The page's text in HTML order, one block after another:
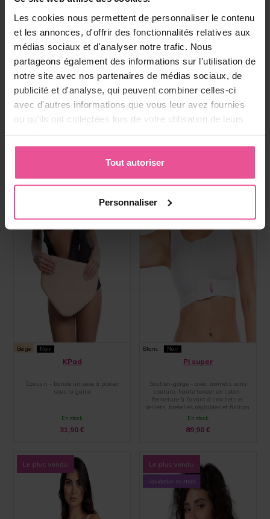
Les cookies nous permettent de personnaliser le contenu
et les annonces, d'offrir des fonctionnalités relatives aux
médias sociaux et d'analyser notre trafic. Nous
partageons également des informations sur l'utilisation de
notre site avec nos partenaires de médias sociaux, de
publicité et d'analyse, qui peuvent combiner celles-ci
avec d'autres informations que vous leur avez fournies
ou qu'ils ont collectées lors de votre utilisation de leurs
Tout autoriser
Personnaliser
réclamations
Produits les plus vendus
Beige Noir
KPad
Coussin - bande unisexe à placer
sous la gaine
En stock
31,90€
Blanc Noir
PI super
Soutien-gorge - avec bonnets sans
couture, haute teneur en coton,
fermeture à l'avant à crochets et
œillets, bretelles réglables et finition
par une large bande élastique
En stock
89,90 €